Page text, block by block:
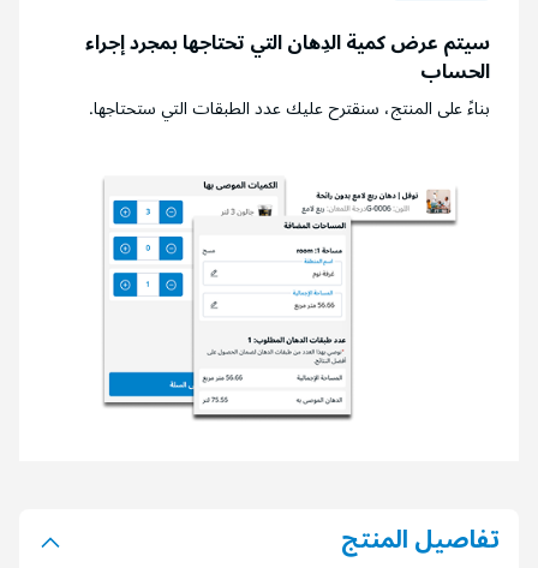
سيتم عرض كمية الدِهان التي تحتاجها بمجرد إجراء
الحساب
بناءً على المنتج، سنقترح عليك عدد الطبقات التي ستحتاجها.
تفاصيل المنتج